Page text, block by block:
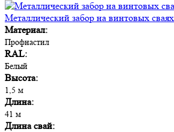
Металлический забор на винтовых
Материал:
Профнастил
RAL:
Белый
Высота:
1,5 м
Длина:
41 м
Длина свай: